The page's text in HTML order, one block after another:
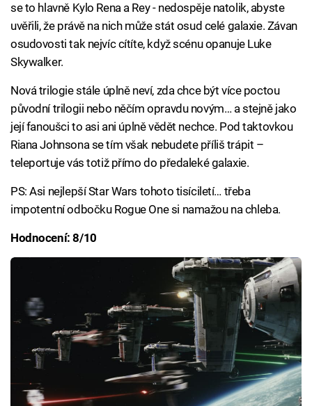
se to hlavně Kylo Rena a Rey - nedospěje natolik, abyste
uvěřili, že právě na nich může stát osud celé galaxie. Závan
osudovosti tak nejvíc cítíte, když scénu opanuje Luke
Skywalker.
Nová trilogie stále úplně neví, zda chce být více poctou
původní trilogii nebo něčím opravdu novým… a stejně jako
její fanoušci to asi ani úplně vědět nechce. Pod taktovkou
Riana Johnsona se tím však nebudete příliš trápit –
teleportuje vás totiž přímo do předaleké galaxie.
PS: Asi nejlepší Star Wars tohoto tisíciletí… třeba
impotentní odbočku Rogue One si namažou na chleba.
Hodnocení: 8/10